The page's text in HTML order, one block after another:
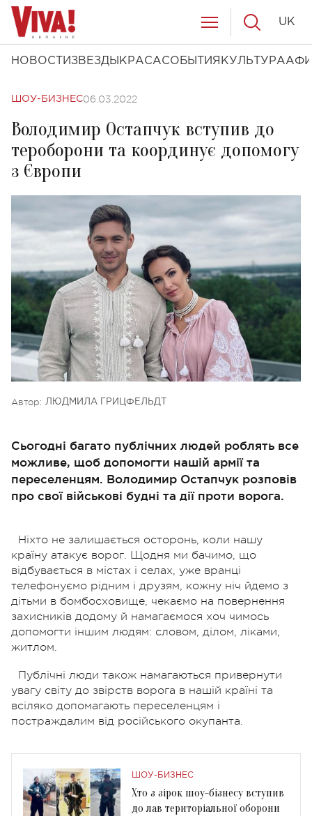
НОВОСТИ ЗВЕЗДЫ КРАСАСОБЫТИЯ КУЛЬТУРА
UK
ШОУ-БИЗНЕС06.03.2022
Володимир Остапчук вступив до
тероборони та координує допомогу
з Європи
Автор: ЛЮДМИЛА ГРИЦФЕЛЬДТ
Сьогодні багато публічних людей роблять все
можливе, щоб допомогти нашій армії та
переселенцям. Володимир Остапчук розповів
про свої військові будні та дії проти ворога.
Ніхто не залишається осторонь, коли нашу
країну атакує ворог. Щодня ми бачимо, що
відбувається в містах і селах, уже вранці
телефонуємо рідним і друзям, кожну ніч йдемо з
дітьми в бомбосховище, чекаємо на повернення
захисників додому й намагаємося хоч чимось
допомогти іншим людям: словом, ділом, ліками,
житлом.
Публічні люди також намагаються привернути
увагу світу до звірств ворога в нашій країні та
всіляко допомагають переселенцям і
постраждалим від російського окупанта.
ШОУ-БИЗНЕС
Хто з зірок шоу-бізнесу вступив
до лав територіальної оборони